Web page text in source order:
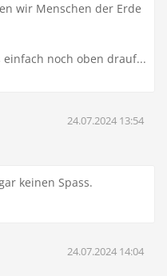
wir Menschen der Erde
noch oben drauf...
24.07.2024 13:54
keinen Spass.
24.07.2024 14:04